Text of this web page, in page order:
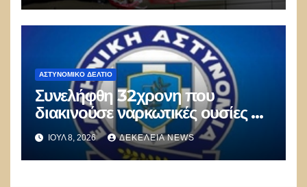
ΑΣΤΥΝΟΜΙΚΌ ΔΕΛΤΊΟ
Συνελήφθη 32χρονη που
διακινούσε ναρκωτικές ουσίες σε
οικισμό των Αχαρνών
ΙΟΎΛ 8, 2026 ΔΕΚΈΛΕΙΑ NEWS